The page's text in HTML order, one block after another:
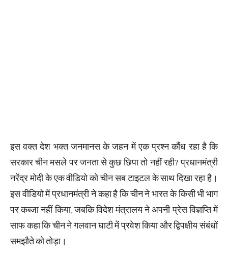
इस वक्त देश भक्त जनमानस के जहन में एक प्रश्न कौंध रहा है कि
सरकार चीन मसले पर जनता से कुछ छिपा तो नहीं रही? प्रधानमंत्री
नरेंद्र मोदी के एक वीडियो को चीन सब टाइटल के साथ दिखा रहा ​है।
इस वीडियो में प्रधानमंत्री ने कहा है कि चीन ने भारत के किसी भी भाग
पर कब्जा नहीं किया, जबकि विदेश मंत्रालय ने अपनी प्रेस विज्ञप्ति में
साफ कहा कि चीन ने गलवान घाटी में प्रवेश किया और द्विपक्षीय संबंधों
समझौते को तोड़ा।